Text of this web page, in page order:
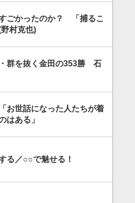
ごかったのか？ 「捕るこ
村克也)
・群を抜く金田の353勝 石
お世話になった人たちが着
はある」
る／○○で魅せる！